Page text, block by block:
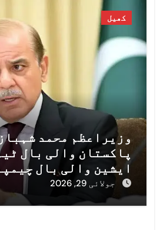
کھیل
وزیراعظم محمد
پاکستان والی بال
ایشین والی بال
پر مبارکباد
جولائی 29, 2026